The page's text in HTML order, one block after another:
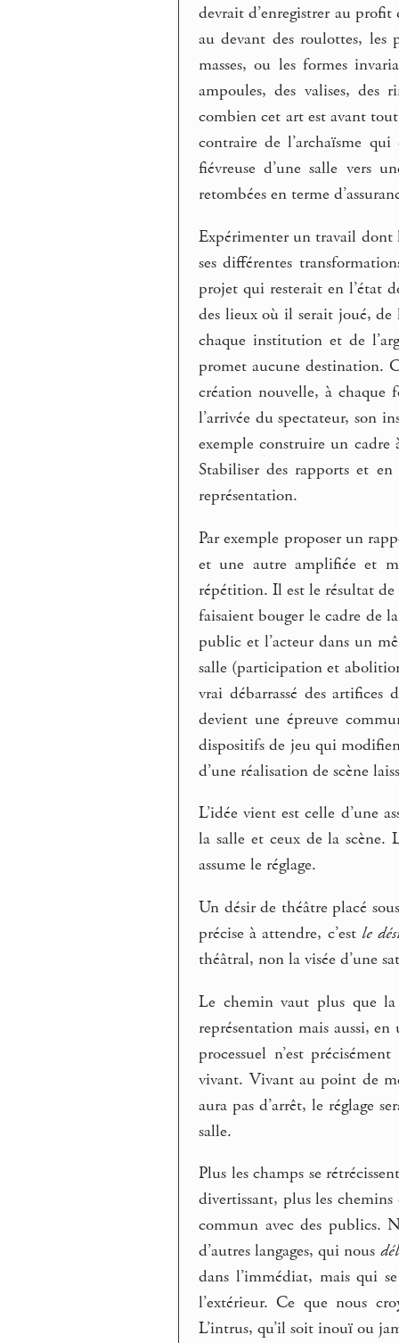
devrait d’enregistrer au profit
au devant des roulottes, les
masses, ou les formes
ampoules, des valises, des
combien cet art est avant
contraire de l’archaïsme
fiévreuse d’une salle vers
retombées en terme
Expérimenter un travail dont
ses différentes
projet qui resterait en l’état
des lieux où il serait joué,
chaque institution et de
promet aucune destination.
création nouvelle, à chaque
l’arrivée du spectateur, son
exemple construire un
Stabiliser des rapports et en
représentation.
Par exemple proposer un
et une autre amplifiée et
répétition. Il est le résultat de
faisaient bouger le cadre de
public et l’acteur dans un
salle (participation et
vrai débarrassé des
devient une épreuve
dispositifs de jeu qui
d’une réalisation de scène
L’idée vient est celle d’une
la salle et ceux de la scène.
assume le réglage.
Un désir de théâtre placé
précise à attendre, c’est le
théâtral, non la visée d’une
Le chemin vaut plus que
représentation mais aussi,
processuel n’est
vivant. Vivant au point de
aura pas d’arrêt, le réglage
salle.
Plus les champs se
divertissant, plus les
commun avec des publics.
d’autres langages, qui nous
dans l’immédiat, mais qui
l’extérieur. Ce que nous
L’intrus, qu’il soit inouï ou